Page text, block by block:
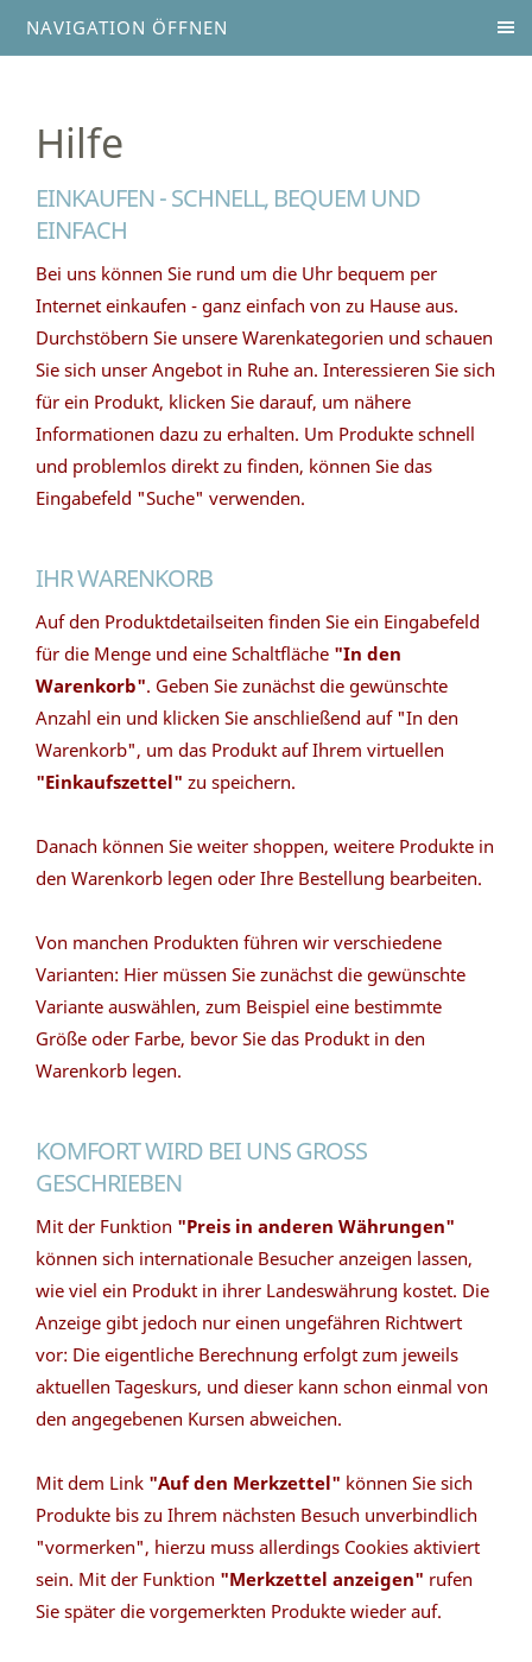
NAVIGATION ÖFFNEN
Hilfe
EINKAUFEN - SCHNELL, BEQUEM UND
EINFACH
Bei uns können Sie rund um die Uhr bequem per
Internet einkaufen - ganz einfach von zu Hause aus.
Durchstöbern Sie unsere Warenkategorien und schauen
Sie sich unser Angebot in Ruhe an. Interessieren Sie sich
für ein Produkt, klicken Sie darauf, um nähere
Informationen dazu zu erhalten. Um Produkte schnell
und problemlos direkt zu finden, können Sie das
Eingabefeld "Suche" verwenden.
IHR WARENKORB
Auf den Produktdetailseiten finden Sie ein Eingabefeld
für die Menge und eine Schaltfläche "In den
Warenkorb". Geben Sie zunächst die gewünschte
Anzahl ein und klicken Sie anschließend auf "In den
Warenkorb", um das Produkt auf Ihrem virtuellen
"Einkaufszettel" zu speichern.
Danach können Sie weiter shoppen, weitere Produkte in
den Warenkorb legen oder Ihre Bestellung bearbeiten.
Von manchen Produkten führen wir verschiedene
Varianten: Hier müssen Sie zunächst die gewünschte
Variante auswählen, zum Beispiel eine bestimmte
Größe oder Farbe, bevor Sie das Produkt in den
Warenkorb legen.
KOMFORT WIRD BEI UNS GROSS G
ESCHRIEBEN
Mit der Funktion "Preis in anderen Währungen"
können sich internationale Besucher anzeigen lassen,
wie viel ein Produkt in ihrer Landeswährung kostet. Die
Anzeige gibt jedoch nur einen ungefähren Richtwert
vor: Die eigentliche Berechnung erfolgt zum jeweils
aktuellen Tageskurs, und dieser kann schon einmal von
den angegebenen Kursen abweichen.
Mit dem Link "Auf den Merkzettel" können Sie sich
Produkte bis zu Ihrem nächsten Besuch unverbindlich
"vormerken", hierzu muss allerdings Cookies aktiviert
sein. Mit der Funktion "Merkzettel anzeigen" rufen
Sie später die vorgemerkten Produkte wieder auf.